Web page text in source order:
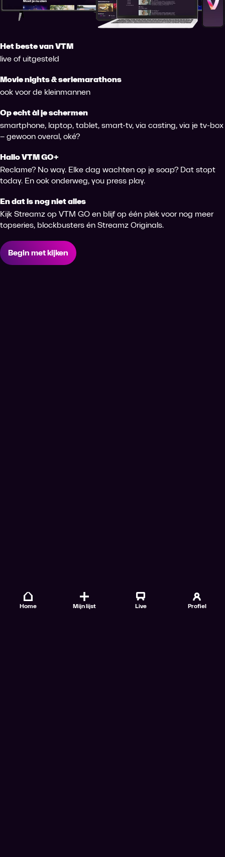
Home Mijn lijst Live Profiel
Het beste van VTM
live of uitgesteld
Movie nights & seriemarathons
ook voor de kleinmannen
Op echt àl je schermen
smartphone, laptop, tablet, smart-tv, via casting, via je tv-box
– gewoon overal, oké?
Hallo VTM GO+
Reclame? No way. Elke dag wachten op je soap? Dat stopt
today. En ook onderweg, you press play.
En dat is nog niet alles
Kijk Streamz op VTM GO en blijf op één plek voor nog meer
topseries, blockbusters én Streamz Originals.
Begin met kijken